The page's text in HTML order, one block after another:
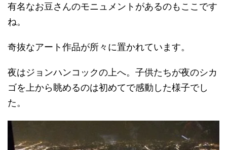
有名なお豆さんのモニュメントがあるのもここです
ね。
奇抜なアート作品が所々に置かれています。
夜はジョンハンコックの上へ。子供たちが夜のシカ
ゴを上から眺めるのは初めてで感動した様子でし
た。